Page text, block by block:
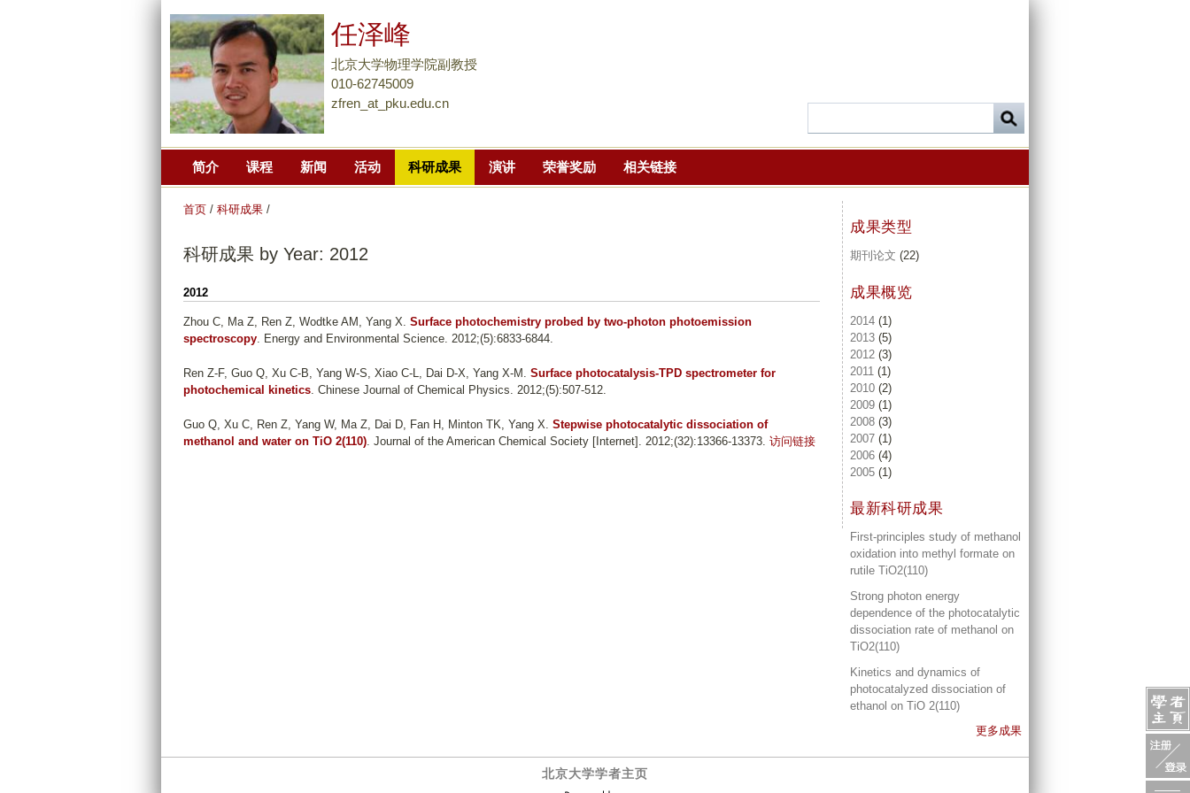
主
任泽峰
北京大学物理学院副教授
010-62745009
zfren_at_pku.edu.cn
简介 课程 新闻 活动 科研成果 演讲 荣誉奖励 相关链接
首页 / 科研成果 /
科研成果 by Year: 2012
2012
Zhou C, Ma Z, Ren Z, Wodtke AM, Yang X. Surface photochemistry probed by two-photon photoemission
spectroscopy. Energy and Environmental Science. 2012;(5):6833-6844.
Ren Z-F, Guo Q, Xu C-B, Yang W-S, Xiao C-L, Dai D-X, Yang X-M . Surface photocatalysis-TPD spectrometer for
photochemical kinetics. Chinese Journal of Chemical Physics. 2012;(5):507-512.
Guo Q, Xu C, Ren Z, Yang W, Ma Z, Dai D, Fan H, Minton TK, Yang X. Stepwise photocatalytic dissociation of
methanol and water on TiO 2(110). Journal of the American Chemical Society [Internet]. 2012;(32):13366-13373. 访问链接
成果类型
期刊论文 (22)
成果概览
2014 (1)
2013 (5)
2012 (3)
2011 (1)
2010 (2)
2009 (1)
2008 (3)
2007 (1)
2006 (4)
2005 (1)
最新科研成果
First-principles study of methanol
oxidation into methyl formate on
rutile TiO2(110)
Strong photon energy
dependence of the photocatalytic
dissociation rate of methanol on
TiO2(110)
Kinetics and dynamics of
photocatalyzed dissociation of
ethanol on TiO 2(110)
更多成果
北京大学学者主页